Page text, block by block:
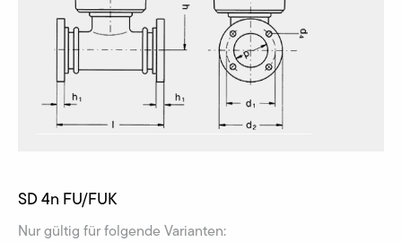
SD 4n FU/FUK
Nur gültig für folgende Varianten: